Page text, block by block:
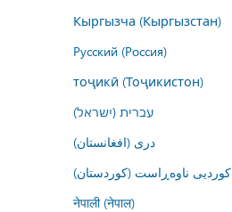
Кыргызча (Кыргызстан)
Русский (Россия)
тоҷикӣ (Тоҷикистон)
עברית (ישראל)
درى (افغانستان)
کوردیی ناوەڕاست (کوردستان)
नेपाली (नेपाल)